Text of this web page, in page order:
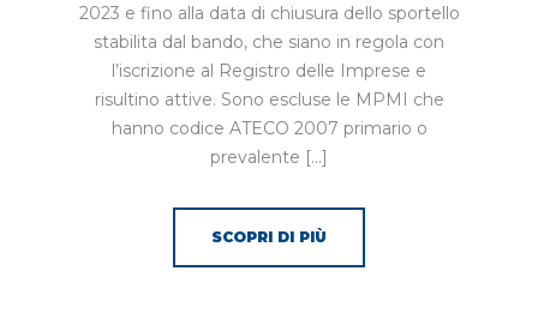
2023 e fino alla data di chiusura dello sportello
stabilita dal bando, che siano in regola con
l’iscrizione al Registro delle Imprese e
risultino attive. Sono escluse le MPMI che
hanno codice ATECO 2007 primario o
prevalente […]
SCOPRI DI PIÙ